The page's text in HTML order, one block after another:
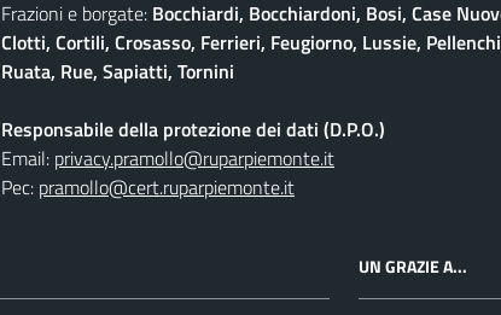
Frazioni e borgate: Bocchiardi, Bocchiardoni, Bosi, Case
Clotti, Cortili, Crosasso, Ferrieri, Feugiorno, Lussie,
Ruata, Rue, Sapiatti, Tornini
Responsabile della protezione dei dati (D.P.O.)
Email: privacy.pramollo@ruparpiemonte.it
Pec: pramollo@cert.ruparpiemonte.it
UN GRAZIE A...